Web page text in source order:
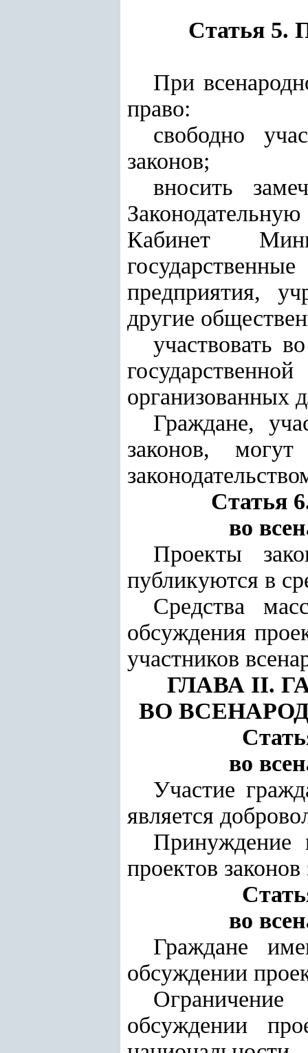
Статья 5.
При
право:
свободно
законов;
вносить
Кабинет
предприятия,
другие
участвовать
организованных
Граждане,
законов,
Статья
во
Проекты
публикуются в
Средства
обсуждения
участников
ГЛАВА II.
ВО
во
Участие
является
Принуждение
проектов
во
Граждане
обсуждении
обсуждении